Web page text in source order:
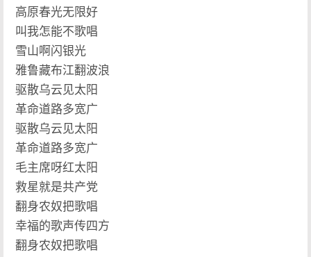
高原春光无限好
叫我怎能不歌唱
雪山啊闪银光
雅鲁藏布江翻波浪
驱散乌云见太阳
革命道路多宽广
驱散乌云见太阳
革命道路多宽广
毛主席呀红太阳
救星就是共产党
翻身农奴把歌唱
幸福的歌声传四方
翻身农奴把歌唱